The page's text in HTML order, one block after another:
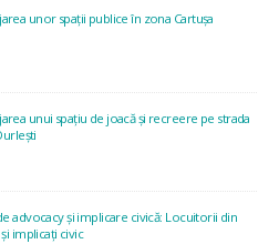
unor spații publice în zona Cartușa
unui spațiu de joacă și recreere pe strada
advocacy și implicare civică: Locuitorii din
implicați civic